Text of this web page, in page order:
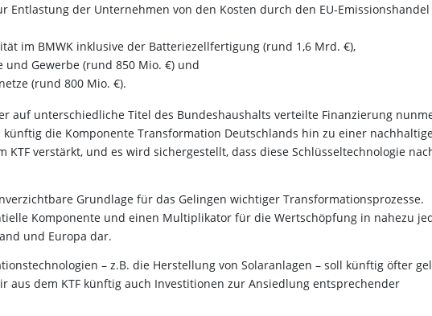
Entlastung der Unternehmen von den Kosten durch den EU-Emissionshandel
im BMWK inklusive der Batteriezellfertigung (rund 1,6 Mrd. €),
Gewerbe (rund 850 Mio. €) und
(rund 800 Mio. €).
auf unterschiedliche Titel des Bundeshaushalts verteilte Finanzierung
die Komponente Transformation Deutschlands hin zu einer
verstärkt, und es wird sichergestellt, dass diese Schlüsseltechnologie
Grundlage für das Gelingen wichtiger Transformationsprozesse.
Komponente und einen Multiplikator für die Wertschöpfung in nahezu
und Europa dar.
– z.B. die Herstellung von Solaranlagen – soll künftig öfter
aus dem KTF künftig auch Investitionen zur Ansiedlung entsprechender